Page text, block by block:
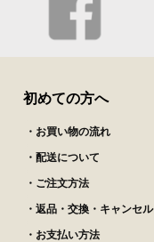
初めての方へ
・お買い物の流れ
・配送について
・ご注文方法
・返品・交換・キャンセル
・お支払い方法